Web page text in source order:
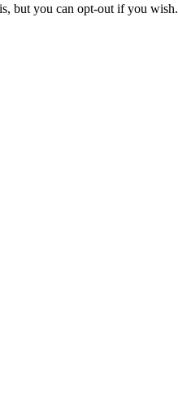
but you can opt-out if you wish.